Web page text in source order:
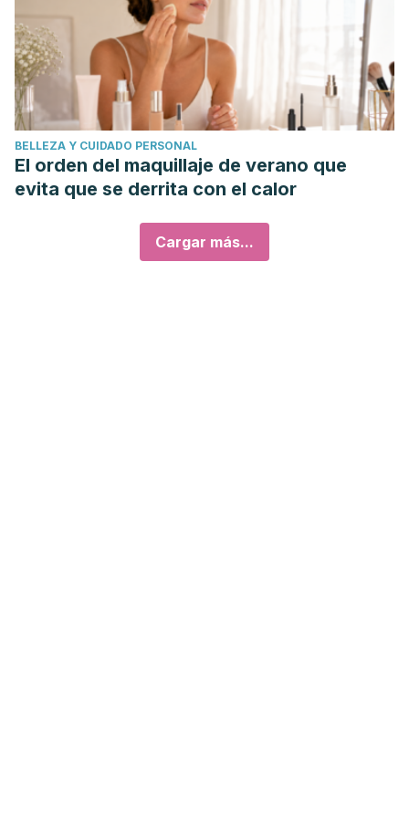
BELLEZA Y CUIDADO PERSONAL
El orden del maquillaje de verano que
evita que se derrita con el calor
Cargar más...